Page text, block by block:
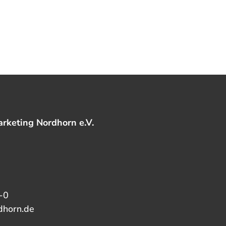
Nordhorn e.V.
0